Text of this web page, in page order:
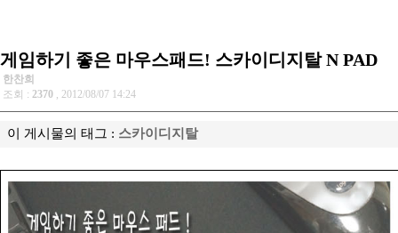
게임하기 좋은 마우스패드! 스카이디지탈 N PAD
한찬희
조회 : 2370 , 2012/08/07 14:24
이 게시물의 태그 : 스카이디지탈